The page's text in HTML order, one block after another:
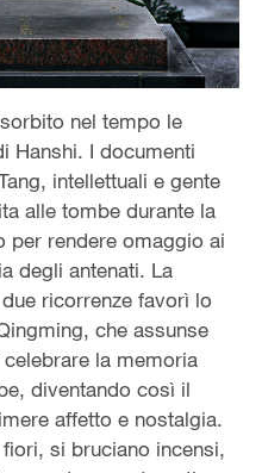
nel tempo le
Hanshi. I documenti
intellettuali e gente
alle tombe durante la
per rendere omaggio ai
degli antenati. La
ricorrenze favorì lo
che assunse
la memoria
diventando così il
affetto e nostalgia.
si bruciano incensi,